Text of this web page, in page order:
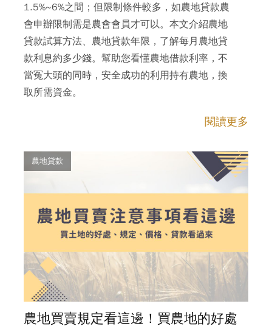
1.5%~6%之間；但限制條件較多，如農地貸款農
會申辦限制需是農會會員才可以。本文介紹農地
貸款試算方法、農地貸款年限，了解每月農地貸
款利息約多少錢。幫助您看懂農地借款利率，不
當冤大頭的同時，安全成功的利用持有農地，換
取所需資金。
閱讀更多
農地貸款
農地買賣規定看這邊！買農地的好處